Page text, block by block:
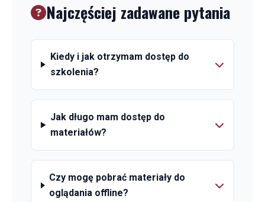
Najczęściej zadawane pytania
Kiedy i jak otrzymam dostęp do
szkolenia?
Jak długo mam dostęp do
materiałów?
Czy mogę pobrać materiały do
oglądania offline?